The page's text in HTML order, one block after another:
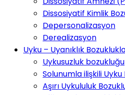
Dissosiyatif Kimlik
Depersonalizasyon
Derealizasyon
Uyku – Uyanıklık
Uykusuzluk bozukluğu
Solunumla ilişkili
Aşırı Uykululuk